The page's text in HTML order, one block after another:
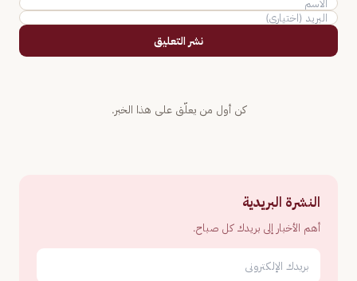
نشر التعليق
كن أول من يعلّق على هذا الخبر.
النشرة البريدية
أهم الأخبار إلى بريدك كل صباح.